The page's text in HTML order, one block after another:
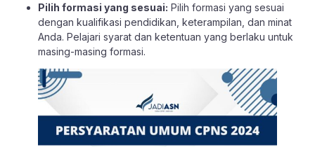
Pilih formasi yang sesuai: Pilih formasi yang sesuai
dengan kualifikasi pendidikan, keterampilan, dan minat
Anda. Pelajari syarat dan ketentuan yang berlaku untuk
masing-masing formasi.